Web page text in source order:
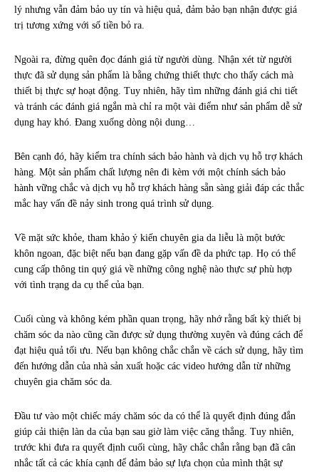
lý nhưng vẫn đảm bảo uy tín và hiệu quả, đảm bảo bạn nhận được giá
trị tương xứng với số tiền bỏ ra.
Ngoài ra, đừng quên đọc đánh giá từ người dùng. Nhận xét từ người
thực đã sử dụng sản phẩm là bằng chứng thiết thực cho thấy cách mà
thiết bị thực sự hoạt động. Tuy nhiên, hãy tìm những đánh giá chi tiết
và tránh các đánh giá ngắn mà chỉ ra một vài điểm như sản phẩm dễ sử
dụng hay khó. Đang xuống dòng nội dung…
Bên cạnh đó, hãy kiểm tra chính sách bảo hành và dịch vụ hỗ trợ khách
hàng. Một sản phẩm chất lượng nên đi kèm với một chính sách bảo
hành vững chắc và dịch vụ hỗ trợ khách hàng sẵn sàng giải đáp các thắc
mắc hay vấn đề nảy sinh trong quá trình sử dụng.
Về mặt sức khỏe, tham khảo ý kiến chuyên gia da liễu là một bước
khôn ngoan, đặc biệt nếu bạn đang gặp vấn đề da phức tạp. Họ có thể
cung cấp thông tin quý giá về những công nghệ nào thực sự phù hợp
với tình trạng da cụ thể của bạn.
Cuối cùng và không kém phần quan trọng, hãy nhớ rằng bất kỳ thiết bị
chăm sóc da nào cũng cần được sử dụng thường xuyên và đúng cách để
đạt hiệu quả tối ưu. Nếu bạn không chắc chắn về cách sử dụng, hãy tìm
đến hướng dẫn của nhà sản xuất hoặc các video hướng dẫn từ những
chuyên gia chăm sóc da.
Đầu tư vào một chiếc máy chăm sóc da có thể là quyết định đúng đắn
giúp cải thiện làn da của bạn sau giờ làm việc căng thẳng. Tuy nhiên,
trước khi đưa ra quyết định cuối cùng, hãy chắc chắn rằng bạn đã cân
nhắc tất cả các khía cạnh để đảm bảo sự lựa chọn của mình thật sự